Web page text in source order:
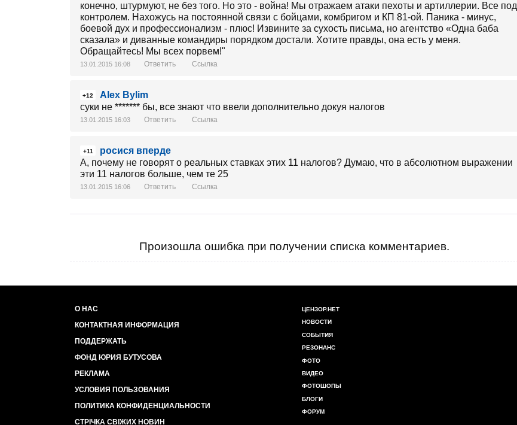
конечно, штурмуют, не без того. Но это - война! Мы отражаем атаки пехоты и артиллерии. Все под
контролем. Нахожусь на постоянной связи с бойцами, комбригом и КП 81-ой. Паника - минус,
боевой дух и профессионализм - плюс! Извините за сухость письма, но агентство «Одна баба
сказала» и диванные командиры порядком достали. Хотите правды, она есть у меня.
Обращайтесь! Мы всех порвем!"
13.01.2015 16:08 Ответить Ссылка
+12
Alex Bylim
суки не ******* бы, все знают что ввели дополнительно докуя налогов
13.01.2015 16:03 Ответить Ссылка
+11
росися вперде
А, почему не говорят о реальных ставках этих 11 налогов? Думаю, что в абсолютном выражении
эти 11 налогов больше, чем те 25
13.01.2015 16:06 Ответить Ссылка
Произошла ошибка при получении списка комментариев.
О НАС
КОНТАКТНАЯ ИНФОРМАЦИЯ
ПОДДЕРЖАТЬ
ФОНД ЮРИЯ БУТУСОВА
РЕКЛАМА
УСЛОВИЯ ПОЛЬЗОВАНИЯ
ПОЛИТИКА КОНФИДЕНЦИАЛЬНОСТИ
СТРІЧКА СВІЖИХ НОВИН
ЦЕНЗОР.НЕТ
НОВОСТИ
СОБЫТИЯ
РЕЗОНАНС
ФОТО
ВИДЕО
ФОТОШОПЫ
БЛОГИ
ФОРУМ